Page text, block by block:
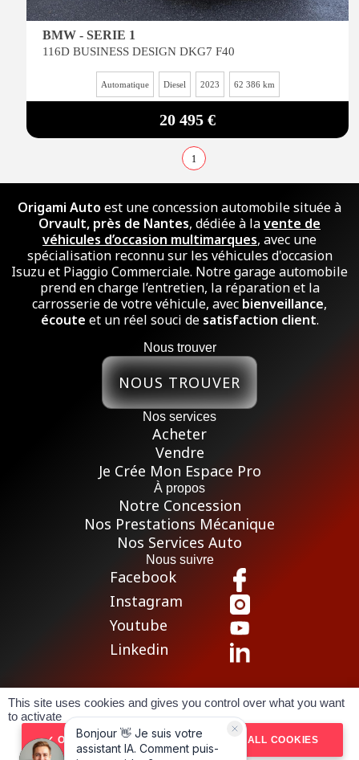
BMW - SERIE 1
116D BUSINESS DESIGN DKG7 F40
Automatique Diesel 2023 62 386 km
20 495 €
1
Origami Auto est une concession automobile située à
Orvault, près de Nantes, dédiée à lavente de
véhicules d’occasion multimarques, avec une
spécialisation reconnu sur les véhicules d'occasion
Isuzu et Piaggio Commerciale. Notre garage automobile
prend en charge l’entretien, la réparation et la
carrosserie de votre véhicule, avec bienveillance,
écoute et un réel souci de satisfaction client.
Nous trouver
NOUS TROUVER
Nos services
Acheter
Vendre
Je Crée Mon Espace Pro
À propos
Notre Concession
Nos Prestations Mécanique
Nos Services Auto
Nous suivre
Facebook
Instagram
Youtube
Linkedin
Pour les trajets courts, privilégiez la marche ou le vélo
Conditions générales de vente
Mentions légales
Politique de confidentialité
This site uses cookies and gives you control over what you want
to activate
OK, ACCEPT ALL DENY ALL COOKIES